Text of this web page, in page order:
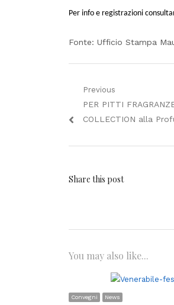
Per info e registrazioni
Fonte: Ufficio Stampa
Navigazione
articoli
Previous
Previous
post:
PER PITTI
COLLECTION alla
Share this post
You may also like...
Convegni News